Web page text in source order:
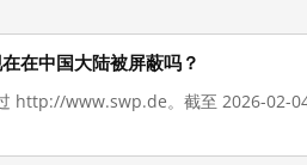
在中国大陆被屏蔽吗？
http://www.swp.de。截至 2026-02-